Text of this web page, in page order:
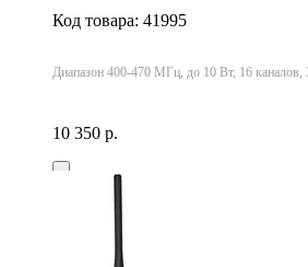
Код товара: 41995
Диапазон 400-470 МГц, до 10 Вт, 16
10 350 р.